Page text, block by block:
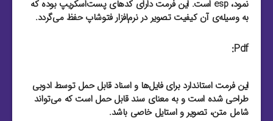
نمود، esp است. این فرمت دارای کد‌های پست‌اسکریپ بوده که
به وسیله‌ی آن کیفیت تصویر در نرم‌افزار فتوشاپ حفظ می‌گردد.
Pdf:
این فرمت استاندارد برای فایل‌‌ها و اسناد قابل حمل توسط ادوبی
طراحی شده است و به معنای سند قابل حمل است که می‌تواند
شامل متن، تصویر و استایل خاصی باشد.